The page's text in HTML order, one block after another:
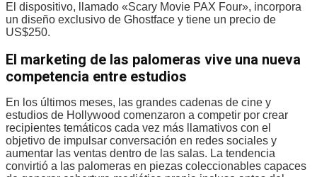
El dispositivo, llamado «Scary Movie PAX Four», incorpora
un diseño exclusivo de Ghostface y tiene un precio de
US$250.
El marketing de las palomeras vive una nueva
competencia entre estudios
En los últimos meses, las grandes cadenas de cine y
estudios de Hollywood comenzaron a competir por crear
recipientes temáticos cada vez más llamativos con el
objetivo de impulsar conversación en redes sociales y
aumentar las ventas dentro de las salas. La tendencia
convirtió a las palomeras en piezas coleccionables capaces